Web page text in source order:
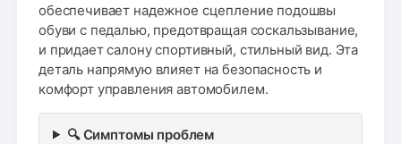
обеспечивает надежное сцепление подошвы
обуви с педалью, предотвращая соскальзывание,
и придает салону спортивный, стильный вид. Эта
деталь напрямую влияет на безопасность и
комфорт управления автомобилем.
🔍 Симптомы проблем